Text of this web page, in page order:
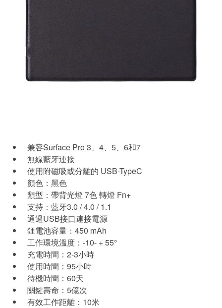
兼容Surface Pro 3、4、5、6和7
無線藍牙連接
使用附磁吸或分離的 USB-TypeC
顏色：黑色
類型：帶背光燈 7色 轉燈 Fn+
支持：藍牙3.0 / 4.0 / 1.1
通過USB接口連接電源
鋰電池容量：450 mAh
工作環境溫度：-10- + 55°
充電時間：2-3小時
使用時間：95小時
待機時間：60天
關鍵壽命：5億次
有效工作距離：10米